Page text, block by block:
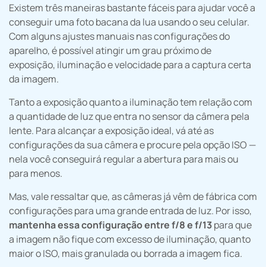
Existem três maneiras bastante fáceis para ajudar você a
conseguir uma foto bacana da lua usando o seu celular.
Com alguns ajustes manuais nas configurações do
aparelho, é possível atingir um grau próximo de
exposição, iluminação e velocidade para a captura certa
da imagem.
Tanto a exposição quanto a iluminação tem relação com
a quantidade de luz que entra no sensor da câmera pela
lente. Para alcançar a exposição ideal, vá até as
configurações da sua câmera e procure pela opção ISO —
nela você conseguirá regular a abertura para mais ou
para menos.
Mas, vale ressaltar que, as câmeras já vêm de fábrica com
configurações para uma grande entrada de luz. Por isso,
mantenha essa configuração entre f/8 e f/13para que
a imagem não fique com excesso de iluminação, quanto
maior o ISO, mais granulada ou borrada a imagem fica.